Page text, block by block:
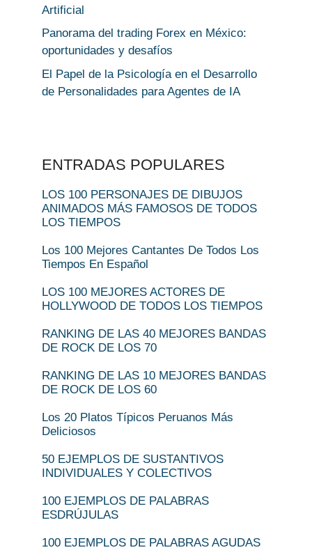
Artificial
Panorama del trading Forex en México:
oportunidades y desafíos
El Papel de la Psicología en el Desarrollo
de Personalidades para Agentes de IA
ENTRADAS POPULARES
LOS 100 PERSONAJES DE DIBUJOS
ANIMADOS MÁS FAMOSOS DE TODOS
LOS TIEMPOS
Los 100 Mejores Cantantes De Todos Los
Tiempos En Español
LOS 100 MEJORES ACTORES DE
HOLLYWOOD DE TODOS LOS TIEMPOS
RANKING DE LAS 40 MEJORES BANDAS
DE ROCK DE LOS 70
RANKING DE LAS 10 MEJORES BANDAS
DE ROCK DE LOS 60
Los 20 Platos Típicos Peruanos Más
Deliciosos
50 EJEMPLOS DE SUSTANTIVOS
INDIVIDUALES Y COLECTIVOS
100 EJEMPLOS DE PALABRAS
ESDRÚJULAS
100 EJEMPLOS DE PALABRAS AGUDAS